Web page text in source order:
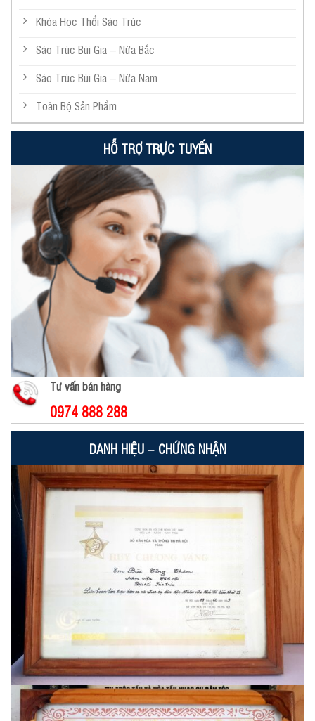
Khóa Học Thổi Sáo Trúc
Sáo Trúc Bùi Gia – Nứa Bắc
Sáo Trúc Bùi Gia – Nứa Nam
Toàn Bộ Sản Phẩm
HỖ TRỢ TRỰC TUYẾN
Tư vấn bán hàng
0974 888 288
DANH HIỆU – CHỨNG NHẬN